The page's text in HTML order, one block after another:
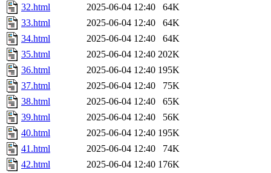
32.html
2025-06-04 12:40
64K
33.html
2025-06-04 12:40
64K
34.html
2025-06-04 12:40
64K
35.html
2025-06-04 12:40 202K
36.html
2025-06-04 12:40 195K
37.html
2025-06-04 12:40
75K
38.html
2025-06-04 12:40
65K
39.html
2025-06-04 12:40
56K
40.html
2025-06-04 12:40 195K
41.html
2025-06-04 12:40
74K
42.html
2025-06-04 12:40 176K